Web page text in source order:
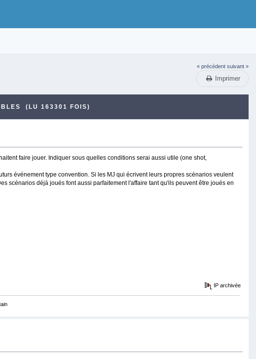
« précédent suivant »
Imprimer
(LU 163301 FOIS)
faire jouer. Indiquer sous quelles conditions serai aussi utile (one shot,
événement type convention. Si les MJ qui écrivent leurs propres scénarios veulent
scénarios déjà joués font aussi parfaitement l'affaire tant qu'ils peuvent être joués en
IP archivée